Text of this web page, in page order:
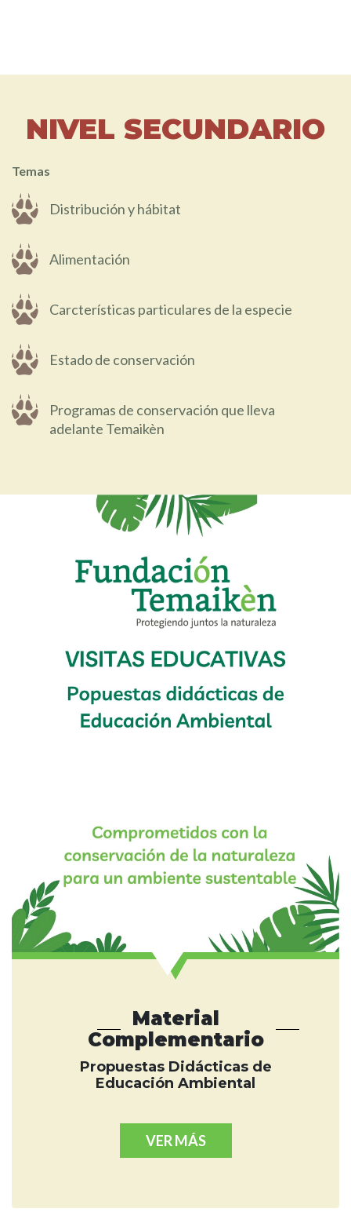
NIVEL SECUNDARIO
Temas
Distribución y hábitat
Alimentación
Carcterísticas particulares de la especie
Estado de conservación
Programas de conservación que lleva
adelante Temaikèn
Material
Complementario
Propuestas Didácticas de
Educación Ambiental
VER MÁS